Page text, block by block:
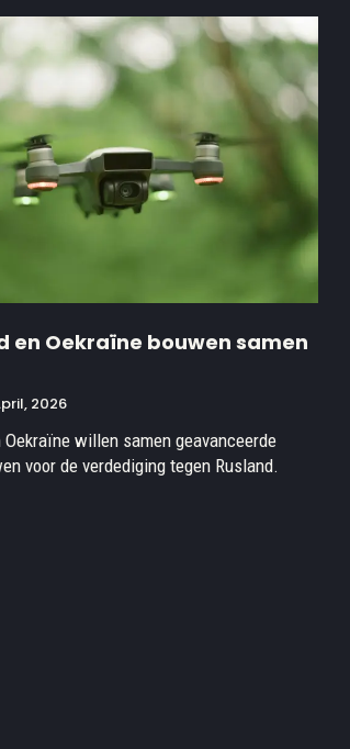
en Oekraïne bouwen samen
2026
willen samen geavanceerde
voor de verdediging tegen Rusland.